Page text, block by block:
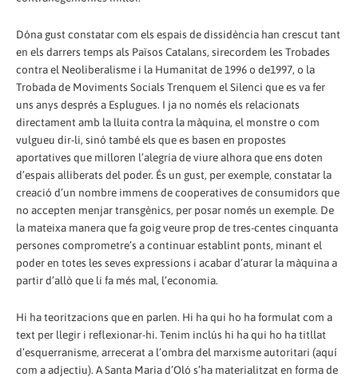
Dóna gust constatar com els espais de dissidència han crescut tant
en els darrers temps als Països Catalans, sirecordem les Trobades
contra el Neoliberalisme i la Humanitat de 1996 o de1997, o la
Trobada de Moviments Socials Trenquem el Silenci que es va fer
uns anys després a Esplugues. I ja no només els relacionats
directament amb la lluita contra la màquina, el monstre o com
vulgueu dir-li, sinó també els que es basen en propostes
aportatives que milloren l’alegria de viure alhora que ens doten
d’espais alliberats del poder. És un gust, per exemple, constatar la
creació d’un nombre immens de cooperatives de consumidors que
no accepten menjar transgènics, per posar només un exemple. De
la mateixa manera que fa goig veure prop de tres-centes cinquanta
persones comprometre’s a continuar establint ponts, minant el
poder en totes les seves expressions i acabar d’aturar la màquina a
partir d’allò que li fa més mal, l’economia.
Hi ha teoritzacions que en parlen. Hi ha qui ho ha formulat com a
text per llegir i reflexionar-hi. Tenim inclús hi ha qui ho ha titllat
d’esquerranisme, arrecerat a l’ombra del marxisme autoritari (aquí
com a adjectiu). A Santa Maria d’Oló s’ha materialitzat en forma de